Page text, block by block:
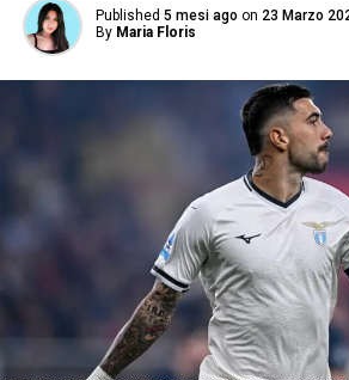
Published 5 mesi ago on 23 Marzo
By Maria Floris